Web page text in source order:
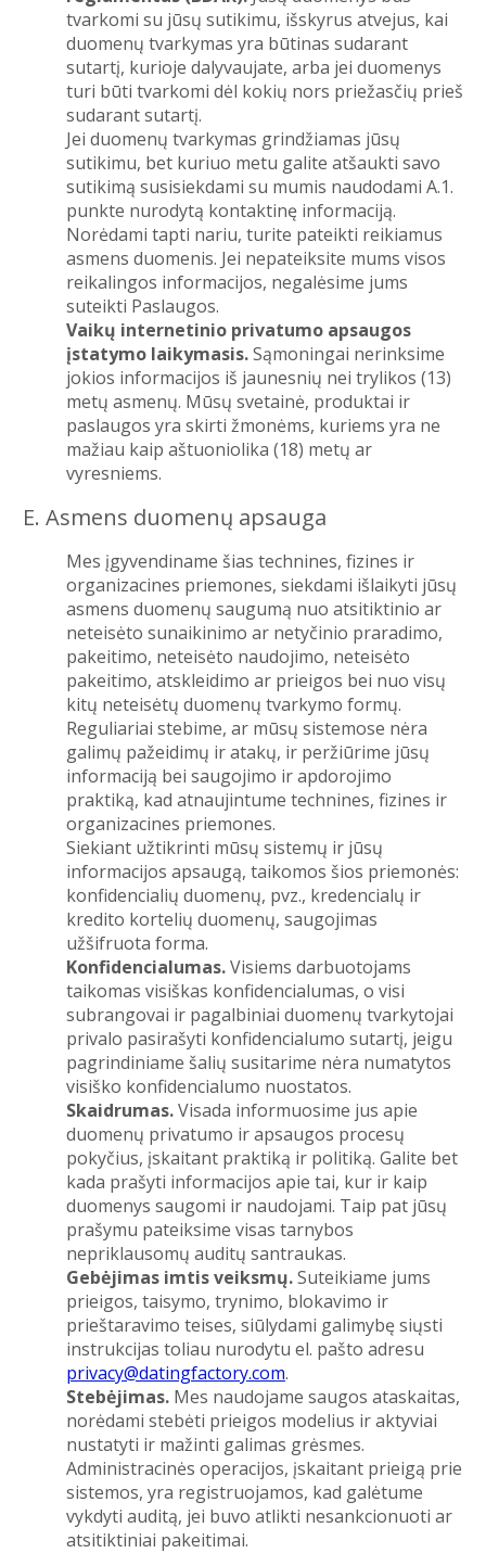
tvarkomi su jūsų sutikimu, išskyrus atvejus, kai
duomenų tvarkymas yra būtinas sudarant
sutartį, kurioje dalyvaujate, arba jei duomenys
turi būti tvarkomi dėl kokių nors priežasčių prieš
sudarant sutartį.
Jei duomenų tvarkymas grindžiamas jūsų
sutikimu, bet kuriuo metu galite atšaukti savo
sutikimą susisiekdami su mumis naudodami A.1.
punkte nurodytą kontaktinę informaciją.
Norėdami tapti nariu, turite pateikti reikiamus
asmens duomenis. Jei nepateiksite mums visos
reikalingos informacijos, negalėsime jums
suteikti Paslaugos.
Vaikų internetinio privatumo apsaugos
įstatymo laikymasis.Sąmoningai nerinksime
jokios informacijos iš jaunesnių nei trylikos (13)
metų asmenų. Mūsų svetainė, produktai ir
paslaugos yra skirti žmonėms, kuriems yra ne
mažiau kaip aštuoniolika (18) metų ar
vyresniems.
E. Asmens duomenų apsauga
Mes įgyvendiname šias technines, fizines ir
organizacines priemones, siekdami išlaikyti jūsų
asmens duomenų saugumą nuo atsitiktinio ar
neteisėto sunaikinimo ar netyčinio praradimo,
pakeitimo, neteisėto naudojimo, neteisėto
pakeitimo, atskleidimo ar prieigos bei nuo visų
kitų neteisėtų duomenų tvarkymo formų.
Reguliariai stebime, ar mūsų sistemose nėra
galimų pažeidimų ir atakų, ir peržiūrime jūsų
informaciją bei saugojimo ir apdorojimo
praktiką, kad atnaujintume technines, fizines ir
organizacines priemones.
Siekiant užtikrinti mūsų sistemų ir jūsų
informacijos apsaugą, taikomos šios priemonės:
konfidencialių duomenų, pvz., kredencialų ir
kredito kortelių duomenų, saugojimas
užšifruota forma.
Konfidencialumas.Visiems darbuotojams
taikomas visiškas konfidencialumas, o visi
subrangovai ir pagalbiniai duomenų tvarkytojai
privalo pasirašyti konfidencialumo sutartį, jeigu
pagrindiniame šalių susitarime nėra numatytos
visiško konfidencialumo nuostatos.
Skaidrumas.Visada informuosime jus apie
duomenų privatumo ir apsaugos procesų
pokyčius, įskaitant praktiką ir politiką. Galite bet
kada prašyti informacijos apie tai, kur ir kaip
duomenys saugomi ir naudojami. Taip pat jūsų
prašymu pateiksime visas tarnybos
nepriklausomų auditų santraukas.
Gebėjimas imtis veiksmų.Suteikiame jums
prieigos, taisymo, trynimo, blokavimo ir
prieštaravimo teises, siūlydami galimybę siųsti
instrukcijas toliau nurodytu el. pašto adresu
privacy@datingfactory.com.
Stebėjimas. Mes naudojame saugos ataskaitas,
norėdami stebėti prieigos modelius ir aktyviai
nustatyti ir mažinti galimas grėsmes.
Administracinės operacijos, įskaitant prieigą prie
sistemos, yra registruojamos, kad galėtume
vykdyti auditą, jei buvo atlikti nesankcionuoti ar
atsitiktiniai pakeitimai.